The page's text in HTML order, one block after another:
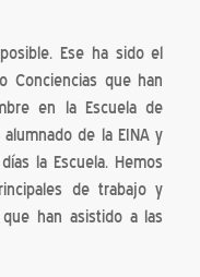
Ese ha sido el
Conciencias que han
en la Escuela de
de la EINA y
la Escuela. Hemos
de trabajo y
han asistido a las